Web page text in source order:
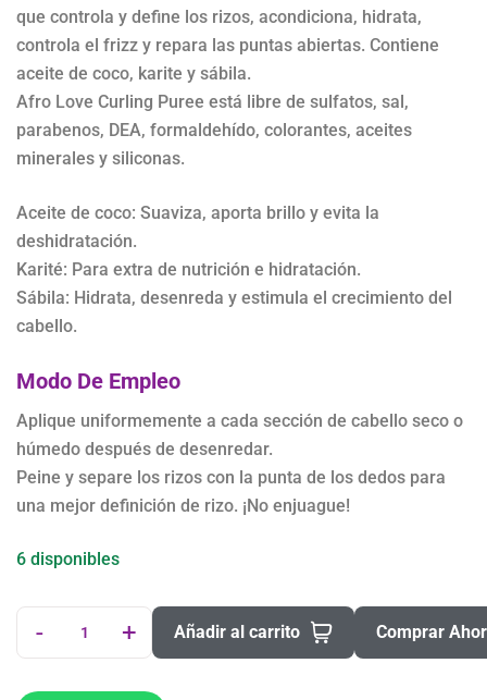
que controla y define los rizos, acondiciona, hidrata,
controla el frizz y repara las puntas abiertas. Contiene
aceite de coco, karite y sábila.
Afro Love Curling Puree está libre de sulfatos, sal,
parabenos, DEA, formaldehído, colorantes, aceites
minerales y siliconas.
Aceite de coco: Suaviza, aporta brillo y evita la
deshidratación.
Karité: Para extra de nutrición e hidratación.
Sábila: Hidrata, desenreda y estimula el crecimiento del
cabello.
Modo De Empleo
Aplique uniformemente a cada sección de cabello seco o
húmedo después de desenredar.
Peine y separe los rizos con la punta de los dedos para
una mejor definición de rizo. ¡No enjuague!
6 disponibles
- + Añadir al carrito Comprar